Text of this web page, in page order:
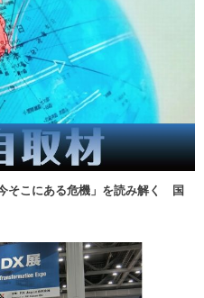
そこにある危機」を読み解く 国